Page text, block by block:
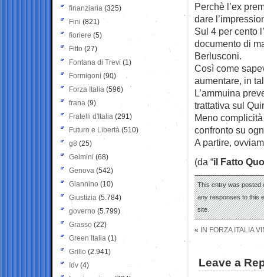
Perchè l’ex
dare
Sul 4 per cento
documento di
Berlusconi.
Così come
aumentare, in
L’ammuina
trattativa sul
Meno
confronto su
A partire,
(da “il Fatto
This entry was posted
any responses to this
site.
« IN FORZA ITALIA
Leave a
finanziaria (325)
Fini (821)
fioriere (5)
Fitto (27)
Fontana di Trevi (1)
Formigoni (90)
Forza Italia (596)
frana (9)
Fratelli d'Italia (291)
Futuro e Libertà (510)
g8 (25)
Gelmini (68)
Genova (542)
Giannino (10)
Giustizia (5.784)
governo (5.799)
Grasso (22)
Green Italia (1)
Grillo (2.941)
Idv (4)